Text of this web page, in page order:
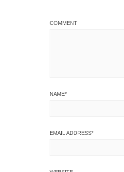
COMMENT
NAME*
EMAIL ADDRESS*